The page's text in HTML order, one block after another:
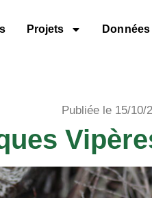
Projets Données
Publiée le 15/10/